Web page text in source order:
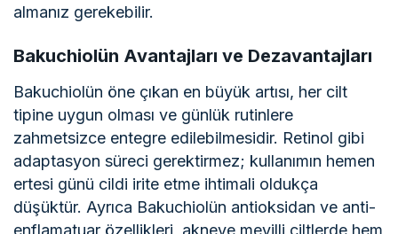
almanız gerekebilir.
Bakuchiolün Avantajları ve Dezavantajları
Bakuchiolün öne çıkan en büyük artısı, her cilt
tipine uygun olması ve günlük rutinlere
zahmetsizce entegre edilebilmesidir. Retinol gibi
adaptasyon süreci gerektirmez; kullanımın hemen
ertesi günü cildi irite etme ihtimali oldukça
düşüktür. Ayrıca Bakuchiolün antioksidan ve anti-